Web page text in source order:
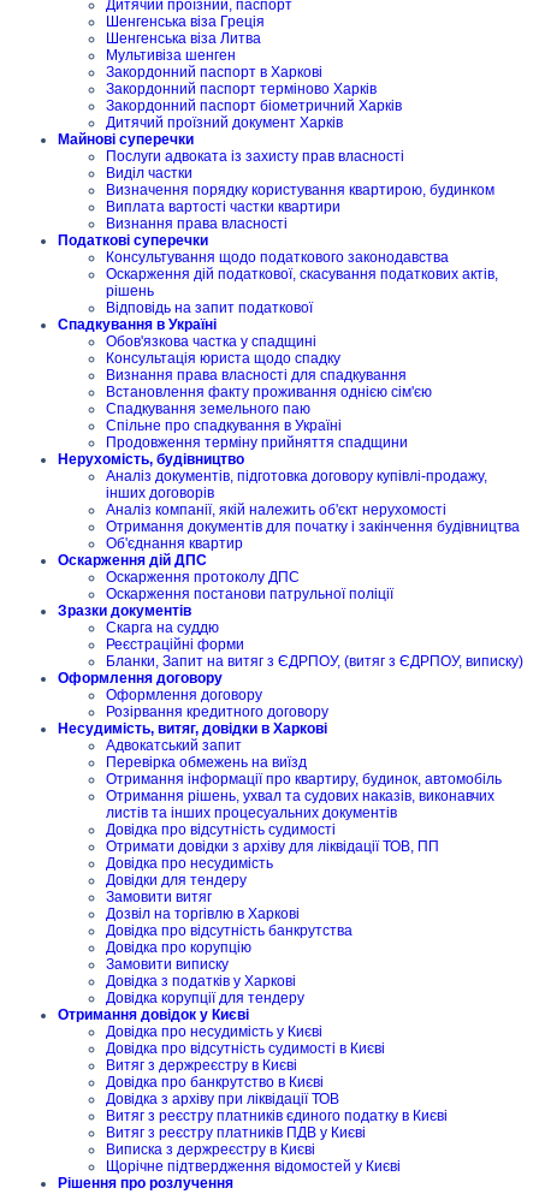
Дитячий проїзний, паспорт
Шенгенська віза Греція
Шенгенська віза Литва
Мультивіза шенген
Закордонний паспорт в Харкові
Закордонний паспорт терміново Харків
Закордонний паспорт біометричний Харків
Дитячий проїзний документ Харків
Майнові суперечки
Послуги адвоката із захисту прав власності
Виділ частки
Визначення порядку користування квартирою, будинком
Виплата вартості частки квартири
Визнання права власності
Податкові суперечки
Консультування щодо податкового законодавства
Оскарження дій податкової, скасування податкових актів,
рішень
Відповідь на запит податкової
Спадкування в Україні
Обов'язкова частка у спадщині
Консультація юриста щодо спадку
Визнання права власності для спадкування
Встановлення факту проживання однією сім'єю
Спадкування земельного паю
Спільне про спадкування в Україні
Продовження терміну прийняття спадщини
Нерухомість, будівництво
Аналіз документів, підготовка договору купівлі-продажу,
інших договорів
Аналіз компанії, якій належить об'єкт нерухомості
Отримання документів для початку і закінчення будівництва
Об'єднання квартир
Оскарження дій ДПС
Оскарження протоколу ДПС
Оскарження постанови патрульної поліції
Зразки документів
Скарга на суддю
Реєстраційні форми
Бланки, Запит на витяг з ЄДРПОУ, (витяг з ЄДРПОУ, виписку)
Оформлення договору
Оформлення договору
Розірвання кредитного договору
Несудимість, витяг, довідки в Харкові
Адвокатський запит
Перевірка обмежень на виїзд
Отримання інформації про квартиру, будинок, автомобіль
Отримання рішень, ухвал та судових наказів, виконавчих
листів та інших процесуальних документів
Довідка про відсутність судимості
Отримати довідки з архіву для ліквідації ТОВ, ПП
Довідка про несудимість
Довідки для тендеру
Замовити витяг
Дозвіл на торгівлю в Харкові
Довідка про відсутність банкрутства
Довідка про корупцію
Замовити виписку
Довідка з податків у Харкові
Довідка корупції для тендеру
Отримання довідок у Києві
Довідка про несудимість у Києві
Довідка про відсутність судимості в Києві
Витяг з держреєстру в Києві
Довідка про банкрутство в Києві
Довідка з архіву при ліквідації ТОВ
Витяг з реєстру платників єдиного податку в Києві
Витяг з реєстру платників ПДВ у Києві
Виписка з держреєстру в Києві
Щорічне підтвердження відомостей у Києві
Рішення про розлучення